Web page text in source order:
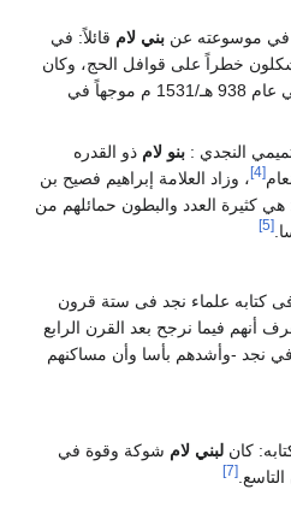
في موسوعته عنبني لام قائلاً: في
خطراً على قوافل الحج، وكان
بناء قلعة "حصن" الأخيضر في عام 938 هـ/1531 م موجهاً في
النجدي :بنو لام ذو القدره
[4]
، وزاد العلامة إبراهيم فصيح بن
هي كثيرة العدد والبطون حمائلهم من
[5]
كتابه علماء نجد فى ستة قرون
أنهم فيما نرجح بعد القرن الرابع
في نجد -وأشدهم بأسا وأن مساكنهم
كانلبني لام شوكة وقوة في
[7]